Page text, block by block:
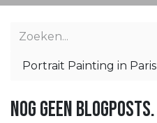
Portrait Painting in Paris
Nog geen blogposts.